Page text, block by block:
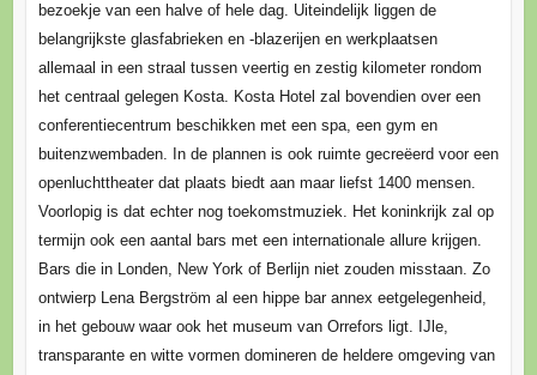
bezoekje van een halve of hele dag. Uiteindelijk liggen de
belangrijkste glasfabrieken en -blazerijen en werkplaatsen
allemaal in een straal tussen veertig en zestig kilometer rondom
het centraal gelegen Kosta. Kosta Hotel zal bovendien over een
conferentiecentrum beschikken met een spa, een gym en
buitenzwembaden. In de plannen is ook ruimte gecreëerd voor een
openluchttheater dat plaats biedt aan maar liefst 1400 mensen.
Voorlopig is dat echter nog toekomstmuziek. Het koninkrijk zal op
termijn ook een aantal bars met een internationale allure krijgen.
Bars die in Londen, New York of Berlijn niet zouden misstaan. Zo
ontwierp Lena Bergström al een hippe bar annex eetgelegenheid,
in het gebouw waar ook het museum van Orrefors ligt. IJle,
transparante en witte vormen domineren de heldere omgeving van